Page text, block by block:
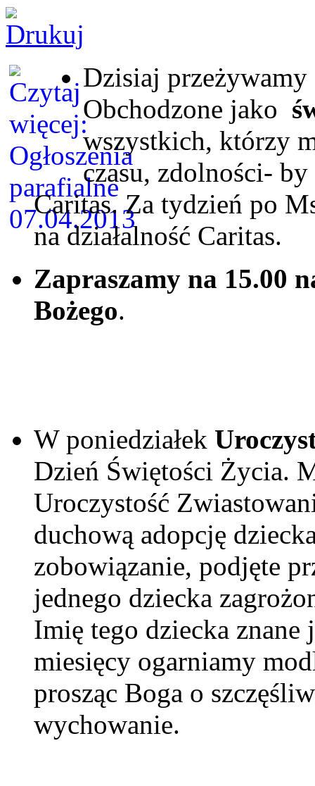
Dzisiaj
Obchodzone jako
wszystkich, którzy
czasu, zdolności- by
Caritas. Za tydzień po
na działalność Caritas.
Zapraszamy na 15.00
Bożego.
W poniedziałek
Dzień Świętości Życia.
Uroczystość
duchową adopcję
zobowiązanie, podjęte
jednego dziecka
Imię tego dziecka znane
miesięcy ogarniamy
prosząc Boga o
wychowanie.